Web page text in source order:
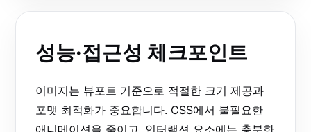
성능·접근성 체크포인트
이미지는 뷰포트 기준으로 적절한 크기 제공과
포맷 최적화가 중요합니다. CSS에서 불필요한
애니메이션을 줄이고, 인터랙션 요소에는 충분한